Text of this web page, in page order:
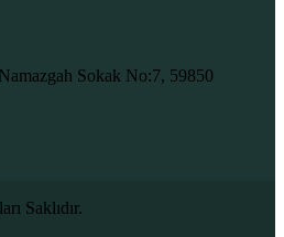
Sokak No:7, 59850
Saklıdır.